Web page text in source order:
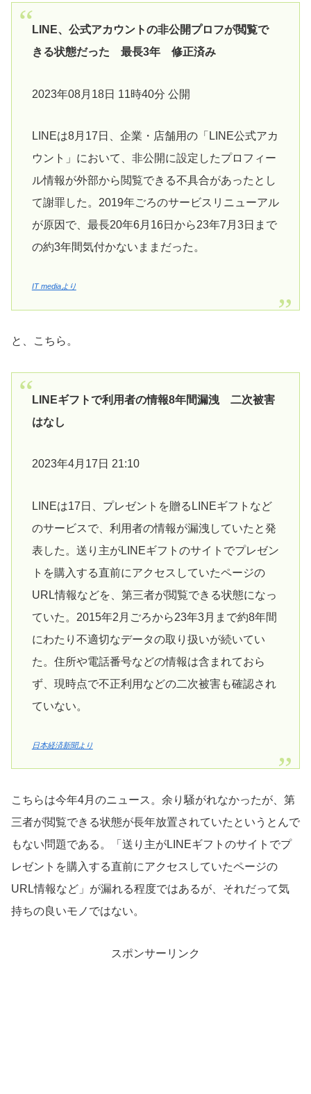
LINE、公式アカウントの非公開プロフが閲覧で
きる状態だった 最長3年 修正済み
2023年08月18日 11時40分 公開
LINEは8月17日、企業・店舗用の「LINE公式アカ
ウント」において、非公開に設定したプロフィー
ル情報が外部から閲覧できる不具合があったとし
て謝罪した。2019年ごろのサービスリニューアル
が原因で、最長20年6月16日から23年7月3日まで
の約3年間気付かないままだった。
IT mediaより
と、こちら。
LINEギフトで利用者の情報8年間漏洩 二次被害
はなし
2023年4月17日 21:10
LINEは17日、プレゼントを贈るLINEギフトなど
のサービスで、利用者の情報が漏洩していたと発
表した。送り主がLINEギフトのサイトでプレゼン
トを購入する直前にアクセスしていたページの
URL情報などを、第三者が閲覧できる状態になっ
ていた。2015年2月ごろから23年3月まで約8年間
にわたり不適切なデータの取り扱いが続いてい
た。住所や電話番号などの情報は含まれておら
ず、現時点で不正利用などの二次被害も確認され
ていない。
日本経済新聞より
こちらは今年4月のニュース。余り騒がれなかったが、第
三者が閲覧できる状態が長年放置されていたというとんで
もない問題である。「送り主がLINEギフトのサイトでプ
レゼントを購入する直前にアクセスしていたページの
URL情報など」が漏れる程度ではあるが、それだって気
持ちの良いモノではない。
スポンサーリンク